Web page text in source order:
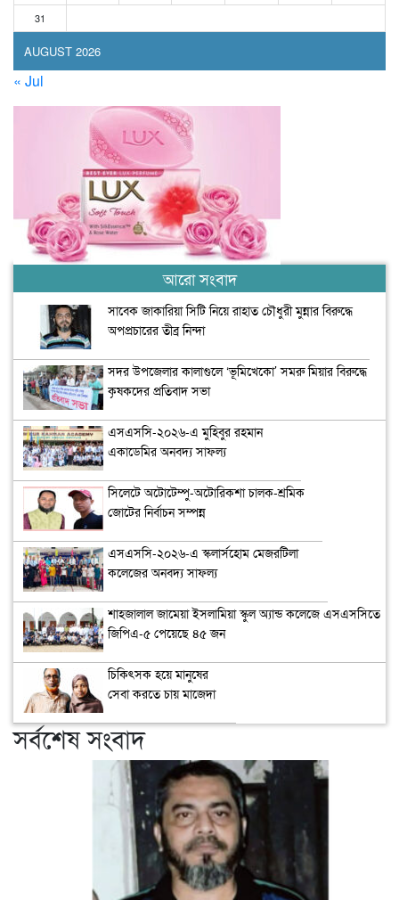
AUGUST 2026
31
« Jul
আরো সংবাদ
সাবেক জাকারিয়া সিটি নিয়ে রাহাত চৌধুরী মুন্নার বিরুদ্ধে
অপপ্রচারের তীব্র নিন্দা
সদর উপজেলার কালাগুলে ‘ভূমিখেকো’ সমরু মিয়ার বিরুদ্ধে
কৃষকদের প্রতিবাদ সভা
এসএসসি-২০২৬-এ মুহিবুর রহমান
একাডেমির অনবদ্য সাফল্য
সিলেটে অটোটেম্পু-অটোরিকশা চালক-শ্রমিক
জোটের নির্বাচন সম্পন্ন
এসএসসি-২০২৬-এ স্কলার্সহোম মেজরটিলা
কলেজের অনবদ্য সাফল্য
শাহজালাল জামেয়া ইসলামিয়া স্কুল অ্যান্ড কলেজে এসএসসিতে
জিপিএ-৫ পেয়েছে ৪৫ জন
চিকিৎসক হয়ে মানুষের
সেবা করতে চায় মাজেদা
সর্বশেষ সংবাদ